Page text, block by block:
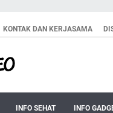
KONTAK DAN KERJASAMA
INFO SEHAT INFO